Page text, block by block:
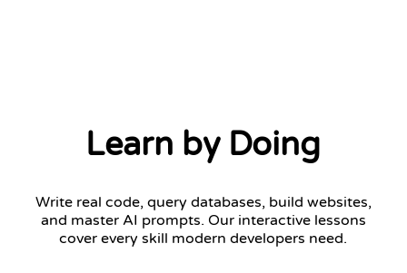
Learn by Doing
Write real code, query databases, build websites,
and master AI prompts. Our interactive lessons
cover every skill modern developers need.